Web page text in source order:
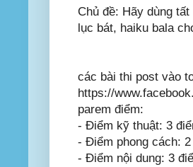
Chủ đề: Hãy dùng
lục bát, haiku bala
các bài thi post vào
https://
parem điểm:
- Điểm kỹ thuật: 3
- Điểm phong cách: 2
- Điểm nội dung: 3